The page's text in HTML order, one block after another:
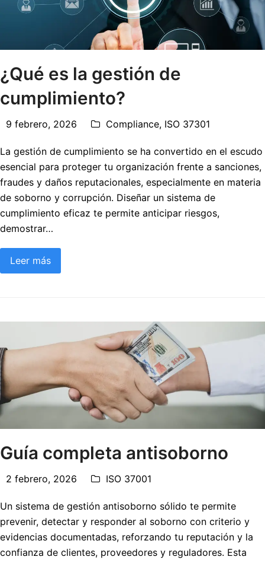
¿Qué es la gestión de
cumplimiento?
9 febrero, 2026 Compliance, ISO 37301
La gestión de cumplimiento se ha convertido en el escudo
esencial para proteger tu organización frente a sanciones,
fraudes y daños reputacionales, especialmente en materia
de soborno y corrupción. Diseñar un sistema de
cumplimiento eficaz te permite anticipar riesgos,
demostrar…
Leer más
Guía completa antisoborno
2 febrero, 2026 ISO 37001
Un sistema de gestión antisoborno sólido te permite
prevenir, detectar y responder al soborno con criterio y
evidencias documentadas, reforzando tu reputación y la
confianza de clientes, proveedores y reguladores. Esta